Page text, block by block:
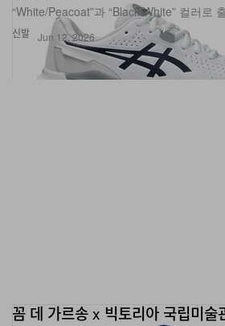
신발
“White/Peacoat”과 “Black/White” 컬러로
Jun 12, 2026
꼼 데 가르송 x 빅토리아 국립미술